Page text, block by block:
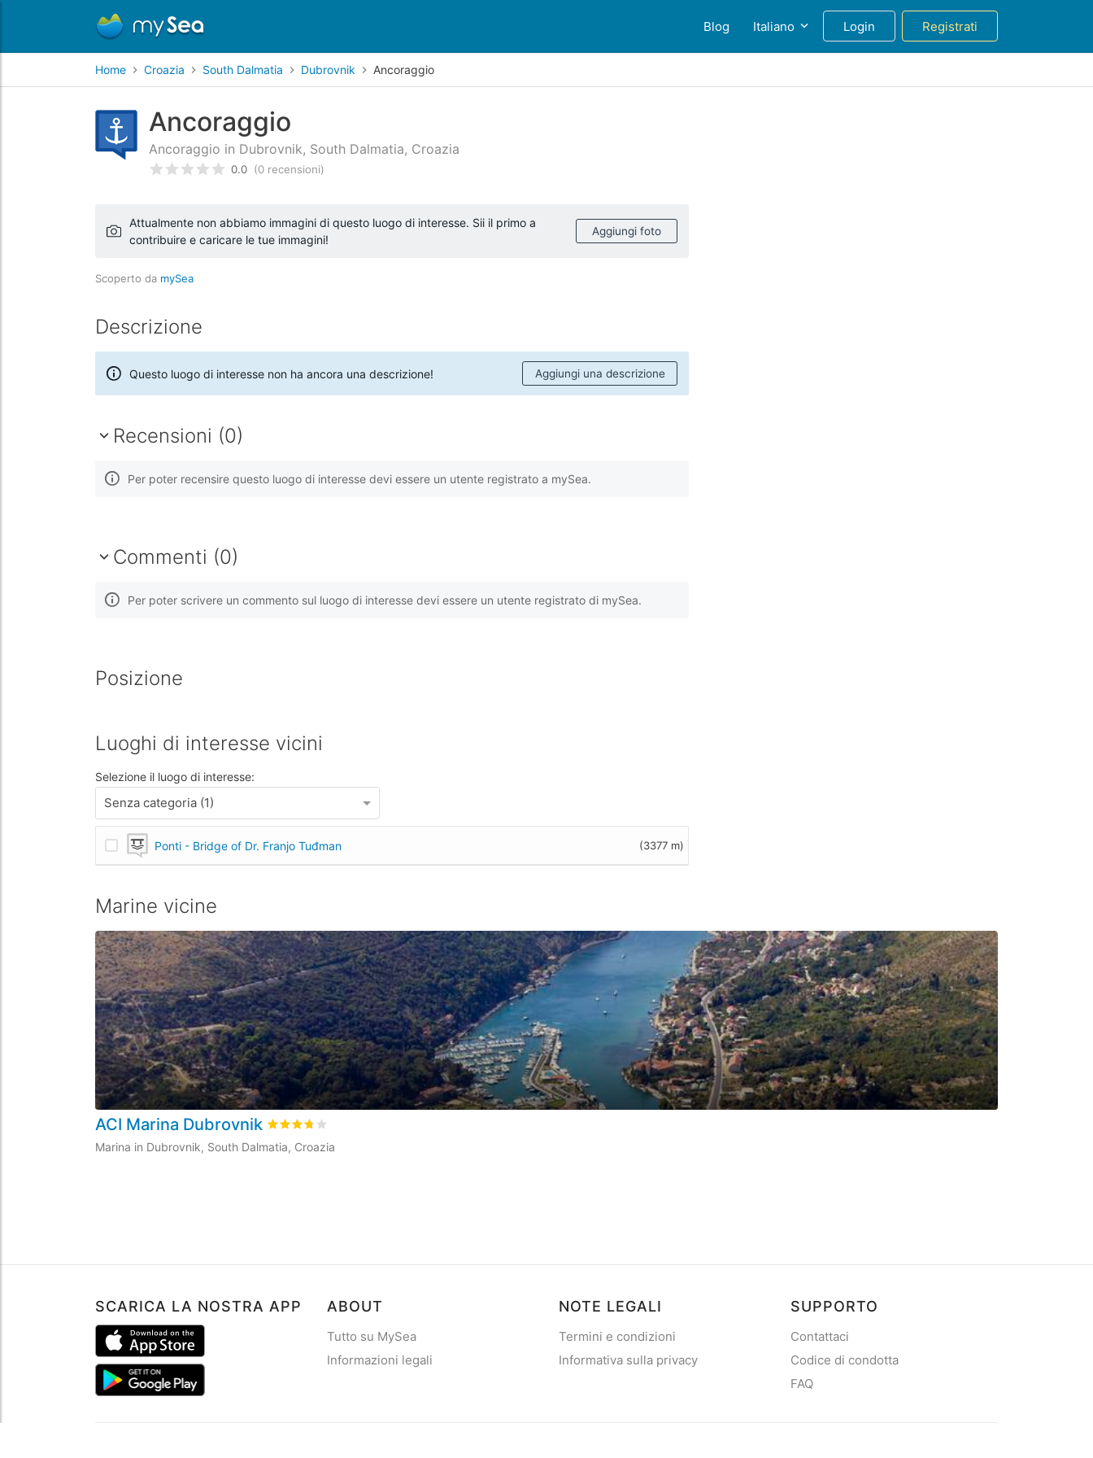
Blog Italiano Login Registrati
Home Croazia South Dalmatia Dubrovnik Ancoraggio
Ancoraggio
Ancoraggio in Dubrovnik, South Dalmatia, Croazia
Valutato0/5 basata surecensioni dei clienti
0.0 (0 recensioni)
Attualmente non abbiamo immagini di questo luogo di interesse. Sii il primo a
contribuire e caricare le tue immagini!
Aggiungi foto
Scoperto da mySea
Descrizione
Questo luogo di interesse non ha ancora una descrizione! Aggiungi una descrizione
Recensioni (0)
Per poter recensire questo luogo di interesse devi essere un utente registrato a mySea.
Commenti (0)
Per poter scrivere un commento sul luogo di interesse devi essere un utente registrato di mySea.
Posizione
Luoghi di interesse vicini
Selezione il luogo di interesse:
Senza categoria (1)
Ponti - Bridge of Dr. Franjo Tuđman (3377 m)
Marine vicine
ACI Marina Dubrovnik Valutato3.7
Marina in Dubrovnik, South Dalmatia, Croazia
SCARICA LA NOSTRA APP ABOUT
Tutto su MySea
Informazioni legali
NOTE LEGALI
Termini e condizioni
Informativa sulla privacy
SUPPORTO
Contattaci
Codice di condotta
FAQ